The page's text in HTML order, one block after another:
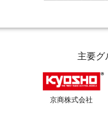
主要グ
京商株式会社